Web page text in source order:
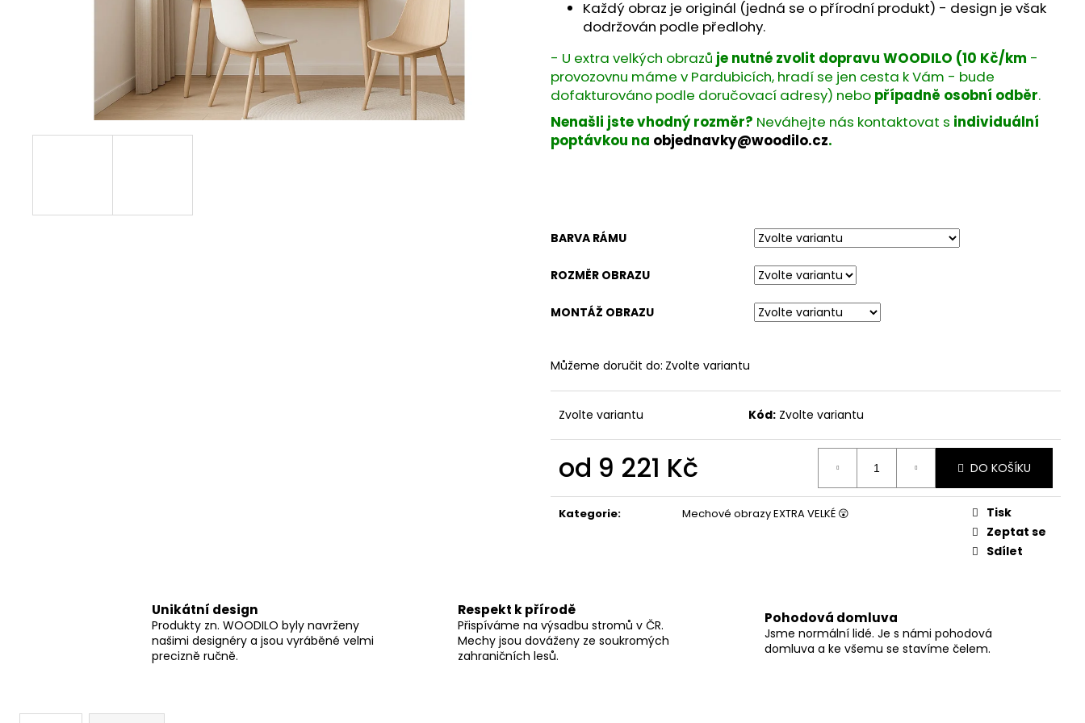
Každý obraz je originál (jedná se o přírodní produkt) - design je však
dodržován podle předlohy.
- U extra velkých obrazů je nutné zvolit dopravu WOODILO (10 Kč/km -
provozovnu máme v Pardubicích, hradí se jen cesta k Vám - bude
dofakturováno podle doručovací adresy) nebo případně osobní odběr.
Nenašli jste vhodný rozměr? Neváhejte nás kontaktovat s individuální
poptávkou na objednavky@woodilo.cz.
BARVA RÁMU
ROZMĚR OBRAZU
MONTÁŽ OBRAZU
Můžeme doručit do: Zvolte variantu
Zvolte variantu Kód: Zvolte variantu
od 9 221 Kč DO KOŠÍKU
Kategorie: Mechové obrazy EXTRA VELKÉ 😲
Tisk
Zeptat se
Sdílet
Unikátní design
Produkty zn. WOODILO byly navrženy
našimi designéry a jsou vyráběné velmi
precizně ručně.
Respekt k přírodě
Přispíváme na výsadbu stromů v ČR.
Mechy jsou dováženy ze soukromých
zahraničních lesů.
Pohodová domluva
Jsme normální lidé. Je s námi pohodová
domluva a ke všemu se stavíme čelem.